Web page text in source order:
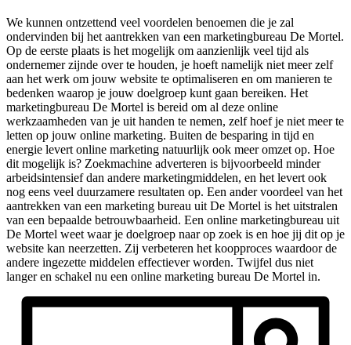
We kunnen ontzettend veel voordelen benoemen die je zal
ondervinden bij het aantrekken van een marketingbureau De Mortel.
Op de eerste plaats is het mogelijk om aanzienlijk veel tijd als
ondernemer zijnde over te houden, je hoeft namelijk niet meer zelf
aan het werk om jouw website te optimaliseren en om manieren te
bedenken waarop je jouw doelgroep kunt gaan bereiken. Het
marketingbureau De Mortel is bereid om al deze online
werkzaamheden van je uit handen te nemen, zelf hoef je niet meer te
letten op jouw online marketing. Buiten de besparing in tijd en
energie levert online marketing natuurlijk ook meer omzet op. Hoe
dit mogelijk is? Zoekmachine adverteren is bijvoorbeeld minder
arbeidsintensief dan andere marketingmiddelen, en het levert ook
nog eens veel duurzamere resultaten op. Een ander voordeel van het
aantrekken van een marketing bureau uit De Mortel is het uitstralen
van een bepaalde betrouwbaarheid. Een online marketingbureau uit
De Mortel weet waar je doelgroep naar op zoek is en hoe jij dit op je
website kan neerzetten. Zij verbeteren het koopproces waardoor de
andere ingezette middelen effectiever worden. Twijfel dus niet
langer en schakel nu een online marketing bureau De Mortel in.